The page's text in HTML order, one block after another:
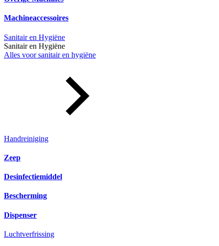
Machineaccessoires
Sanitair en Hygiëne
Sanitair en Hygiëne
Alles voor sanitair en hygiëne
Handreiniging
Zeep
Desinfectiemiddel
Bescherming
Dispenser
Luchtverfrissing